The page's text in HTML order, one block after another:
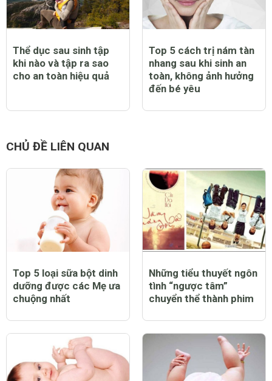
Thể dục sau sinh tập
khi nào và tập ra sao
cho an toàn hiệu quả
Top 5 cách trị nám tàn
nhang sau khi sinh an
toàn, không ảnh hưởng
đến bé yêu
CHỦ ĐỀ LIÊN QUAN
Top 5 loại sữa bột dinh
dưỡng được các Mẹ ưa
chuộng nhất
Những tiểu thuyết ngôn
tình “ngược tâm”
chuyển thể thành phim